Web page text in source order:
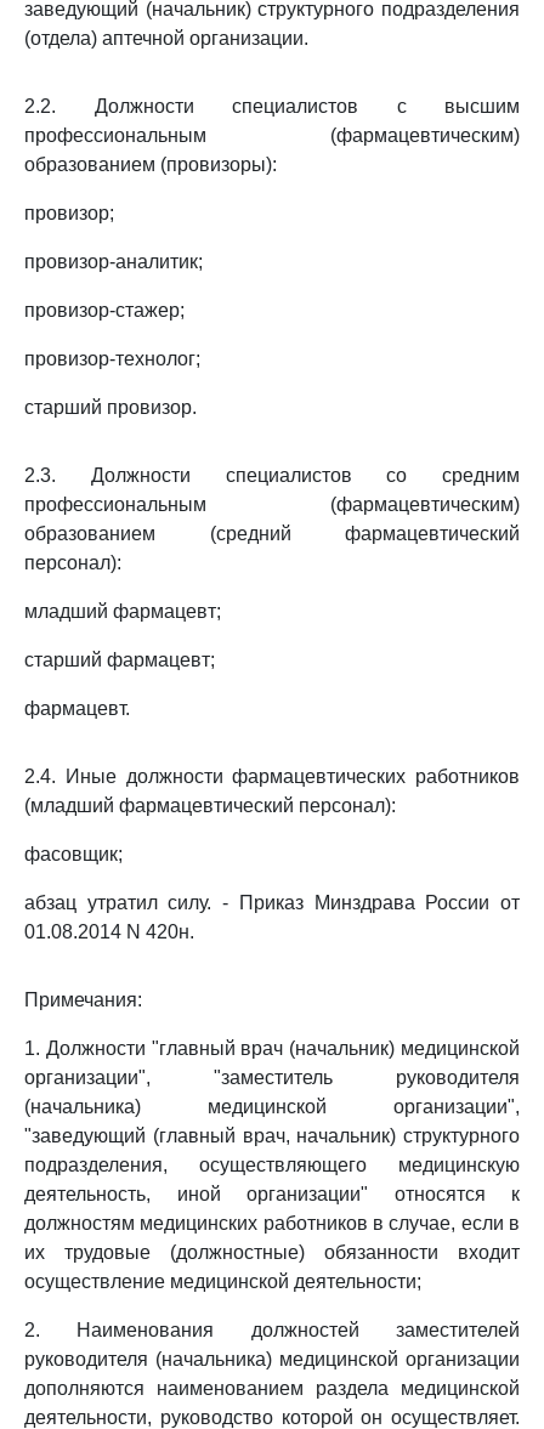
заведующий (начальник) структурного подразделения
(отдела) аптечной организации.
2.2. Должности специалистов с высшим
профессиональным (фармацевтическим)
образованием (провизоры):
провизор;
провизор-аналитик;
провизор-стажер;
провизор-технолог;
старший провизор.
2.3. Должности специалистов со средним
профессиональным (фармацевтическим)
образованием (средний фармацевтический
персонал):
младший фармацевт;
старший фармацевт;
фармацевт.
2.4. Иные должности фармацевтических работников
(младший фармацевтический персонал):
фасовщик;
абзац утратил силу. - Приказ Минздрава России от
01.08.2014 N 420н.
Примечания:
1. Должности "главный врач (начальник) медицинской
организации", "заместитель руководителя
(начальника) медицинской организации",
"заведующий (главный врач, начальник) структурного
подразделения, осуществляющего медицинскую
деятельность, иной организации" относятся к
должностям медицинских работников в случае, если в
их трудовые (должностные) обязанности входит
осуществление медицинской деятельности;
2. Наименования должностей заместителей
руководителя (начальника) медицинской организации
дополняются наименованием раздела медицинской
деятельности, руководство которой он осуществляет.